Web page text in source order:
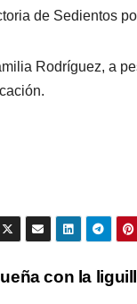
de Sedientos
Rodríguez, a
con la